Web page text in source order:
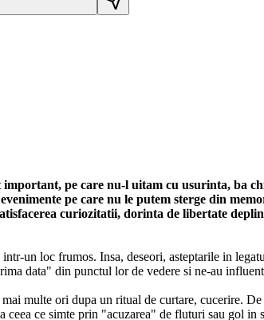
pe care nu-l uitam cu usurinta, ba
pe care nu le putem sterge din
curiozitatii, dorinta de libertate
un loc frumos. Insa, deseori, asteptarile in
data" din punctul lor de vedere si ne-au
multe ori dupa un ritual de curtare, cucerire.
ce simte prin "acuzarea" de fluturi sau gol